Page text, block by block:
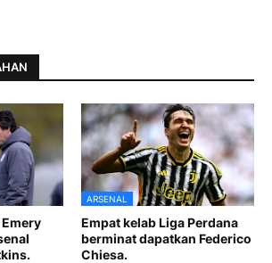
ARSENAL
Empat kelab Liga Perdana
berminat dapatkan Federico
Chiesa.